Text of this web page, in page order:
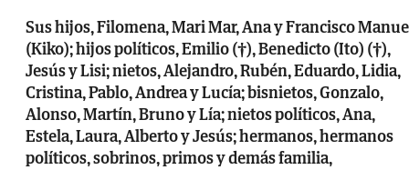
Sus hijos, Filomena, Mari Mar, Ana y Francisco
(Kiko); hijos políticos, Emilio (†), Benedicto (Ito) (†),
Jesús y Lisi; nietos, Alejandro, Rubén, Eduardo, Lidia,
Cristina, Pablo, Andrea y Lucía; bisnietos, Gonzalo,
Alonso, Martín, Bruno y Lía; nietos políticos, Ana,
Estela, Laura, Alberto y Jesús; hermanos, hermanos
políticos, sobrinos, primos y demás familia,